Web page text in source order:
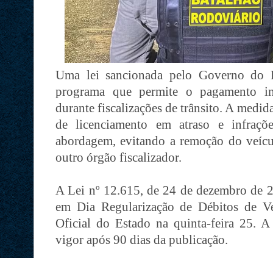
Uma lei sancionada pelo Governo
programa que permite o pagamento
durante fiscalizações de trânsito. A
de licenciamento em atraso e
abordagem, evitando a remoção do
outro órgão fiscalizador.
A Lei nº 12.615, de 24 de dezembro de
em Dia Regularização de Débitos de
Oficial do Estado na quinta-feira 25.
vigor após 90 dias da publicação.